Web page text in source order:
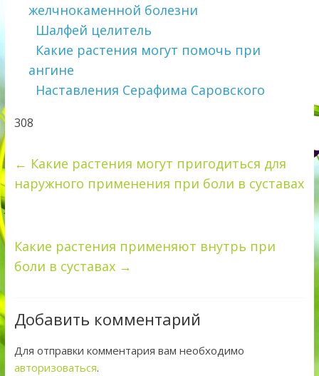
желчнокаменной болезни
Шалфей целитель
Какие растения могут помочь при
ангине
Наставления Серафима Саровского
308
← Какие растения могут пригодиться для
наружного применения при боли в суставах
Какие растения применяют внутрь при
боли в суставах →
Добавить комментарий
Для отправки комментария вам необходимо
авторизоваться.